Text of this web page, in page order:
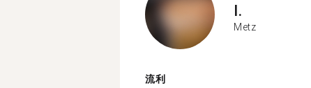
I.
Metz
流利